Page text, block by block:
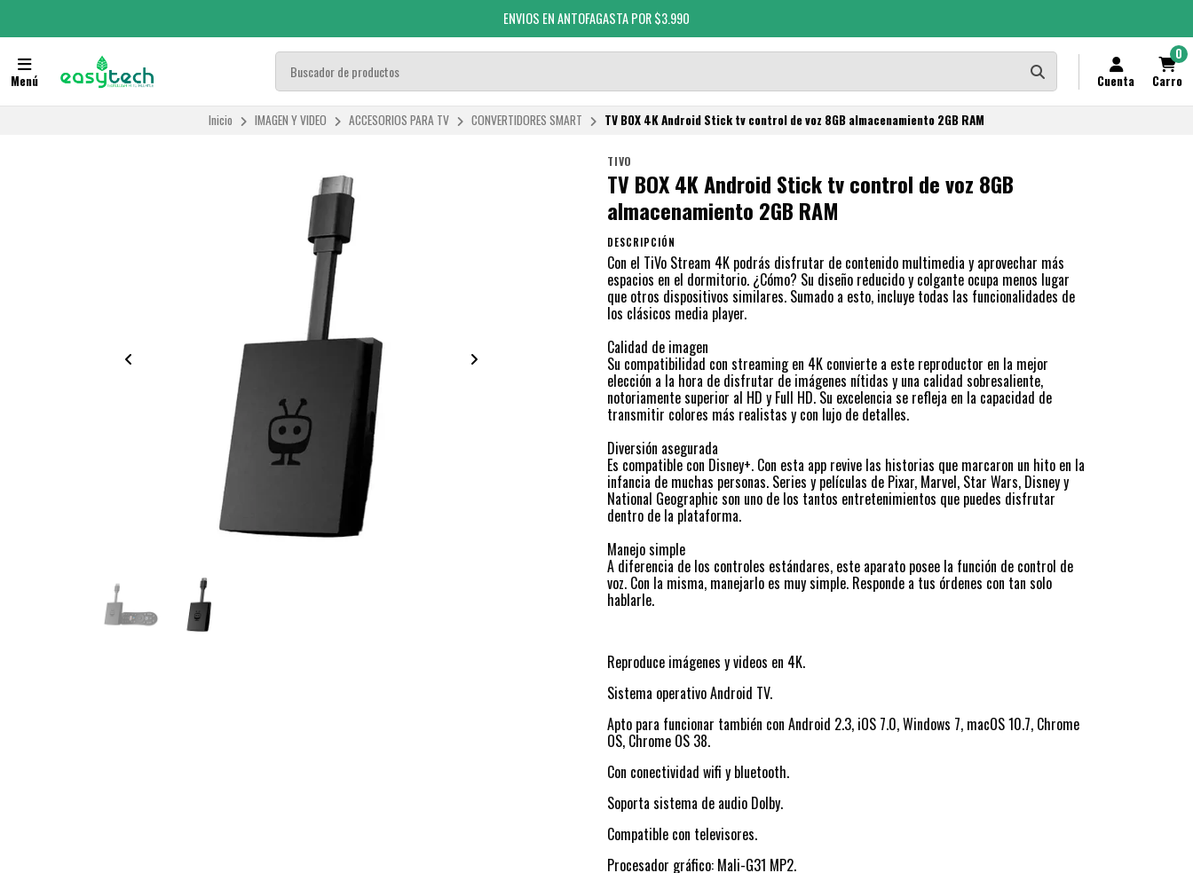
ENVIOS EN ANTOFAGASTA POR $3.990
Menú Cuenta
0
Carro
Inicio IMAGEN Y VIDEO ACCESORIOS PARA TV CONVERTIDORES SMART TV BOX 4K Android Stick tv control de voz 8GB almacenamiento 2GB RAM
TIVO
TV BOX 4K Android Stick tv control de voz 8GB
almacenamiento 2GB RAM
DESCRIPCIÓN
Con el TiVo Stream 4K podrás disfrutar de contenido multimedia y aprovechar más
espacios en el dormitorio. ¿Cómo? Su diseño reducido y colgante ocupa menos lugar
que otros dispositivos similares. Sumado a esto, incluye todas las funcionalidades de
los clásicos media player.
Calidad de imagen
Su compatibilidad con streaming en 4K convierte a este reproductor en la mejor
elección a la hora de disfrutar de imágenes nítidas y una calidad sobresaliente,
notoriamente superior al HD y Full HD. Su excelencia se refleja en la capacidad de
transmitir colores más realistas y con lujo de detalles.
Diversión asegurada
Es compatible con Disney+. Con esta app revive las historias que marcaron un hito en la
infancia de muchas personas. Series y películas de Pixar, Marvel, Star Wars, Disney y
National Geographic son uno de los tantos entretenimientos que puedes disfrutar
dentro de la plataforma.
Manejo simple
A diferencia de los controles estándares, este aparato posee la función de control de
voz. Con la misma, manejarlo es muy simple. Responde a tus órdenes con tan solo
hablarle.
Reproduce imágenes y videos en 4K.
Sistema operativo Android TV.
Apto para funcionar también con Android 2.3, iOS 7.0, Windows 7, macOS 10.7, Chrome
OS, Chrome OS 38.
Con conectividad wifi y bluetooth.
Soporta sistema de audio Dolby.
Compatible con televisores.
Procesador gráfico: Mali-G31 MP2.